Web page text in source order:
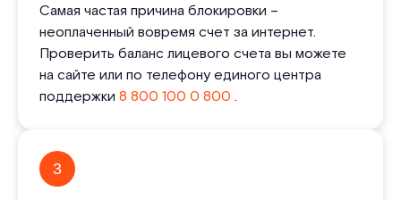
Самая частая причина блокировки –
неоплаченный вовремя счет за интернет.
Проверить баланс лицевого счета вы можете
на сайте или по телефону единого центра
поддержки 8 800 100 0 800 .
3